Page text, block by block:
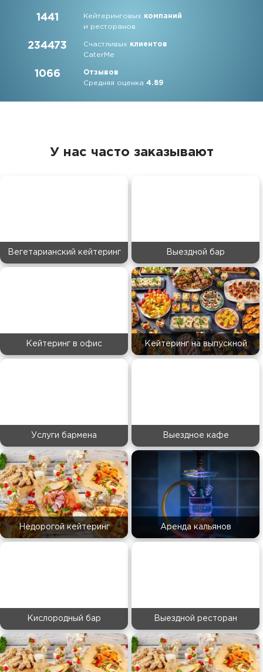
1441 Кейтеринговых компаний
и ресторанов
234473 Счастливых клиентов
CaterMe
1066
Отзывов
Средняя оценка4.89
У нас часто заказывают
Вегетарианский кейтеринг Выездной бар
Кейтеринг в офис Кейтеринг на выпускной
Услуги бармена Выездное кафе
Недорогой кейтеринг Аренда кальянов
Кислородный бар Выездной ресторан